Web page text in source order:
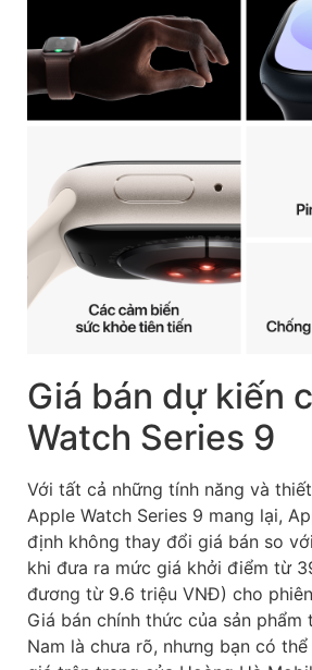
Giá bán dự kiến
Watch Series 9
Với tất cả những tính năng và
Apple Watch Series 9 mang lại,
định không thay đổi giá bán so
khi đưa ra mức giá khởi điểm từ
đương từ 9.6 triệu VNĐ) cho
Giá bán chính thức của sản
Nam là chưa rõ, nhưng bạn có